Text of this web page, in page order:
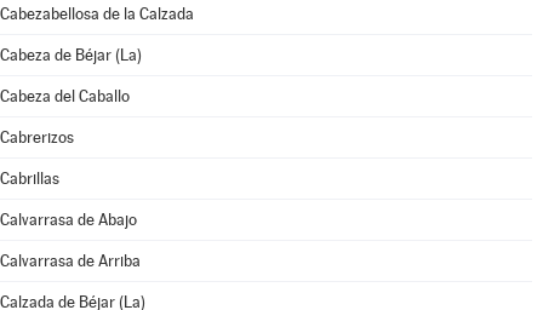
Cabezabellosa de la Calzada
Cabeza de Béjar (La)
Cabeza del Caballo
Cabrerizos
Cabrillas
Calvarrasa de Abajo
Calvarrasa de Arriba
Calzada de Béjar (La)